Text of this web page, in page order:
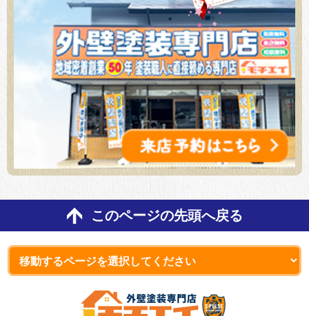
このページの先頭へ戻る